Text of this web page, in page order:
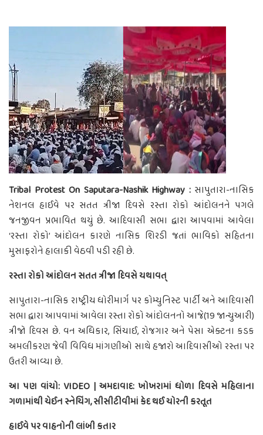
Tribal Protest On Saputara-Nashik Highway : સાપુતારા-નાસિક
નેશનલ હાઈવે પર સતત ત્રીજા દિવસે રસ્તા રોકો આંદોલનને પગલે
જનજીવન પ્રભાવિત થયું છે. આદિવાસી સભા દ્વારા આપવામાં આવેલા
‘રસ્તા રોકો’ આંદોલન કારણે નાસિક શિરડી જતાં ભાવિકો સહિતના
મુસાફરોને હાલાકી વેઠવી પડી રહી છે.
રસ્તા રોકો આંદોલન સતત ત્રીજા દિવસે યથાવત્
સાપુતારા-નાસિક રાષ્ટ્રીય ધોરીમાર્ગ પર કોમ્યુનિસ્ટ પાર્ટી અને આદિવાસી
સભા દ્વારા આપવામાં આવેલા રસ્તા રોકો આંદોલનનો આજે(19 જાન્યુઆરી)
ત્રીજો દિવસ છે. વન અધિકાર, સિંચાઈ, રોજગાર અને પેસા એક્ટના કડક
અમલીકરણ જેવી વિવિધ માંગણીઓ સાથે હજારો આદિવાસીઓ રસ્તા પર
ઉતરી આવ્યા છે.
આ પણ વાંચો: VIDEO | અમદાવાદ: ખોખરામાં ધોળા દિવસે મહિલાના
ગળામાંથી ચેઈન સ્નેચિંગ, સીસીટીવીમાં કેદ થઈ ચોરની કરતૂત
હાઈવે પર વાહનોની લાંબી કતાર